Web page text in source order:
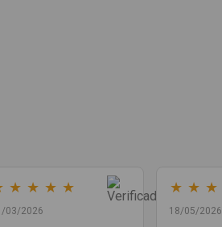
★ ★ ★ ★
03/2026
★ ★ ★
18/05/2026